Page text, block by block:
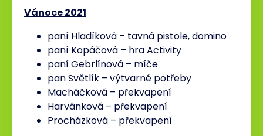
Vánoce 2021
paní Hladíková – tavná pistole, domino
paní Kopáčová – hra Activity
paní Gebrlínová – míče
pan Světlík – výtvarné potřeby
Macháčková – překvapení
Harvánková – překvapení
Procházková – překvapení